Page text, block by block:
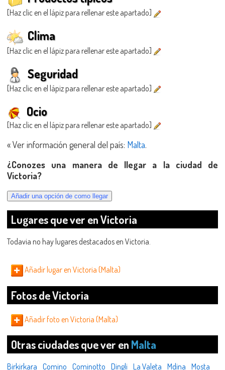
[Haz clic en el lápiz para rellenar este apartado]
Clima
[Haz clic en el lápiz para rellenar este apartado]
Seguridad
[Haz clic en el lápiz para rellenar este apartado]
Ocio
[Haz clic en el lápiz para rellenar este apartado]
« Ver información general del país: Malta.
¿Conozes una manera de llegar a la ciudad de
Victoria?
Lugares que ver en Victoria
Todavia no hay lugares destacados en Victoria.
Añadir lugar en Victoria (Malta)
Fotos de Victoria
Añadir foto en Victoria (Malta)
Otras ciudades que ver en Malta
Birkirkara Comino Cominotto Dingli La Valeta Mdina Mosta